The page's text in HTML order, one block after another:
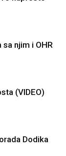
njim i OHR
(VIDEO)
Dodika